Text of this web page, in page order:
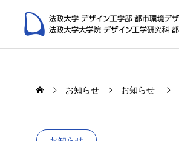
お知らせ お知らせ